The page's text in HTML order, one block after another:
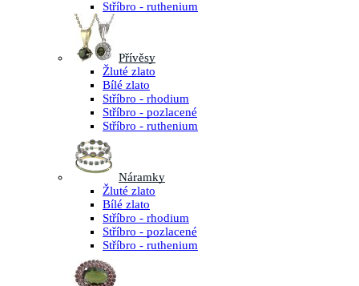
Stříbro - ruthenium
Přívěsy
Žluté zlato
Bílé zlato
Stříbro - rhodium
Stříbro - pozlacené
Stříbro - ruthenium
Náramky
Žluté zlato
Bílé zlato
Stříbro - rhodium
Stříbro - pozlacené
Stříbro - ruthenium